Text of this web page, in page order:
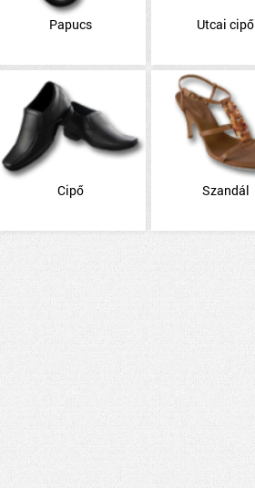
Papucs Utcai cipő
Cipő Szandál